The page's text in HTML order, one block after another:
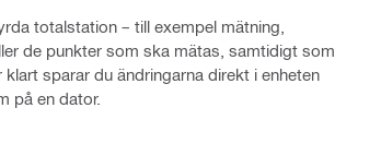
totalstation – till exempel mätning,
de punkter som ska mätas, samtidigt som
sparar du ändringarna direkt i enheten
på en dator.